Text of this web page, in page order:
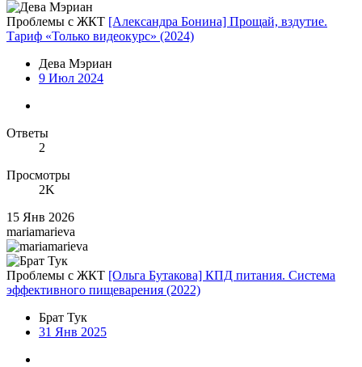
Проблемы с ЖКТ [Александра Бонина] Прощай, вздутие.
Тариф «Только видеокурс» (2024)
Дева Мэриан
9 Июл 2024
Ответы
2
Просмотры
2K
15 Янв 2026
mariamarieva
Проблемы с ЖКТ [Ольга Бутакова] КПД питания. Система
эффективного пищеварения (2022)
Брат Тук
31 Янв 2025